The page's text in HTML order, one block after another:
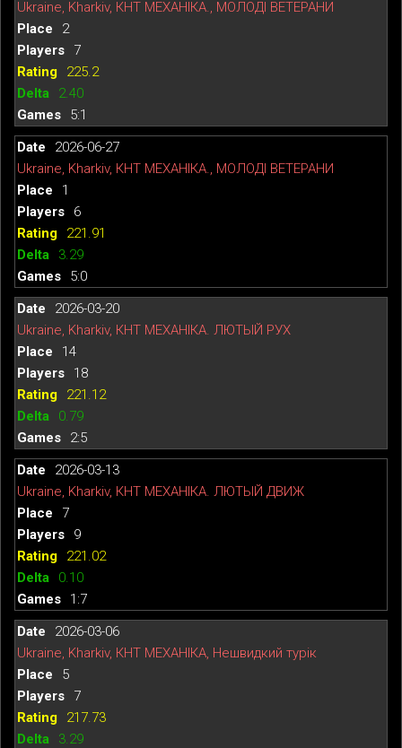
Ukraine, Kharkiv, КНТ МЕХАНІКА., МОЛОДІ ВЕТЕРАНИ
2
7
225.2
2.40
5:1
2026-06-27
Ukraine, Kharkiv, КНТ МЕХАНІКА., МОЛОДІ ВЕТЕРАНИ
1
6
221.91
3.29
5:0
2026-03-20
Ukraine, Kharkiv, КНТ МЕХАНІКА. ЛЮТЫЙ РУХ
14
18
221.12
0.79
2:5
2026-03-13
Ukraine, Kharkiv, КНТ МЕХАНІКА. ЛЮТЫЙ ДВИЖ
7
9
221.02
0.10
1:7
2026-03-06
Ukraine, Kharkiv, КНТ МЕХАНІКА, Нешвидкий турік
5
7
217.73
3.29